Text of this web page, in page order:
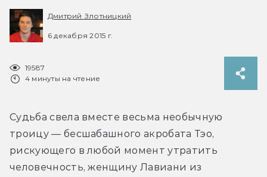
Дмитрий Злотницкий
6 декабря 2015 г.
19587
4 минуты на чтение
Судьба свела вместе весьма необычную
троицу — бесшабашного акробата Тэо,
рискующего в любой момент утратить
человечность, женщину Лавиани из